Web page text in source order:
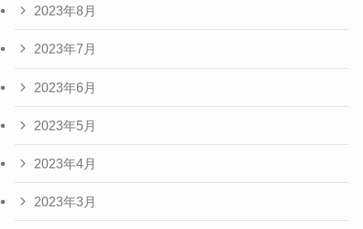
2023年8月
2023年7月
2023年6月
2023年5月
2023年4月
2023年3月